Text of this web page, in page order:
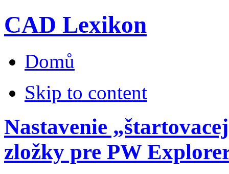
CAD Lexikon
Domů
Skip to content
Nastavenie
zložky pre PW